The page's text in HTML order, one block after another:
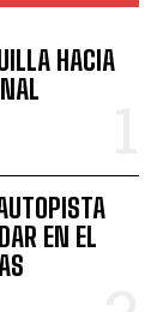
HACIA
EN EL